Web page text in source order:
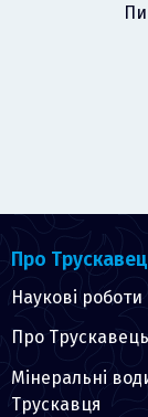
Про
Наукові роботи
Про Трускавець
Мінеральні
Трускавця